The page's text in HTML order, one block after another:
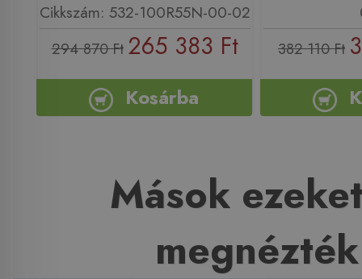
Cikkszám: 532-100R55N-00-02
294 870 Ft 265 383 Ft
Kosárba
382 110 Ft
Mások
megnézték